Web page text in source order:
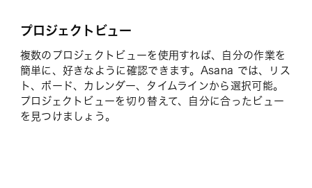
プロジェクトビュー
複数のプロジェクトビューを使用すれば、自分の作業を
簡単に、好きなように確認できます。Asana では、リス
ト、ボード、カレンダー、タイムラインから選択可能。
プロジェクトビューを切り替えて、自分に合ったビュー
を見つけましょう。